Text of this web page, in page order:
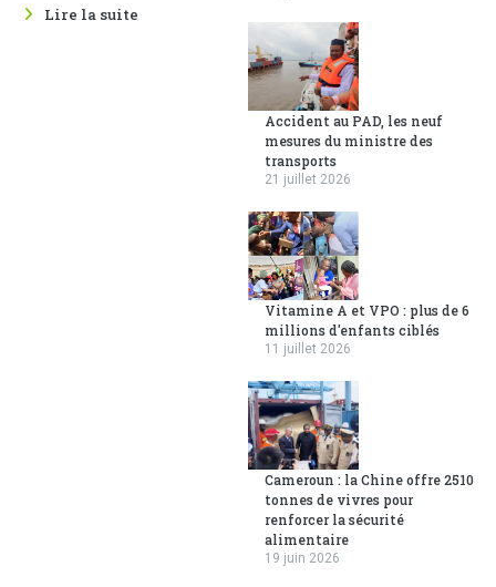
Lire la suite
Accident au PAD, les neuf
mesures du ministre des
transports
21 juillet 2026
Vitamine A et VPO : plus de 6
millions d'enfants ciblés
11 juillet 2026
Cameroun : la Chine offre 2510
tonnes de vivres pour
renforcer la sécurité
alimentaire
19 juin 2026